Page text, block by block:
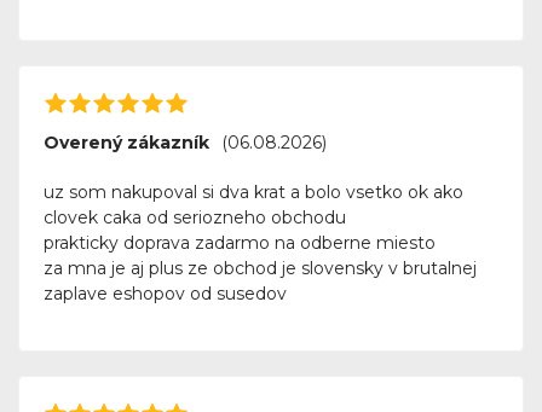
Overený zákazník (06.08.2026)
uz som nakupoval si dva krat a bolo vsetko ok ako
clovek caka od seriozneho obchodu
prakticky doprava zadarmo na odberne miesto
za mna je aj plus ze obchod je slovensky v brutalnej
zaplave eshopov od susedov